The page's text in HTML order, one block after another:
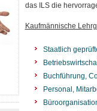
das ILS die
Kaufmännische
Staatlich
Buchführung,
Personal,